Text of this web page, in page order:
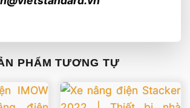
PHẨM TƯƠNG TỰ